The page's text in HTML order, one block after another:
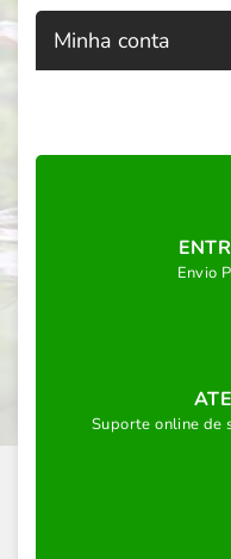
Minha conta
Envio
Suporte online de